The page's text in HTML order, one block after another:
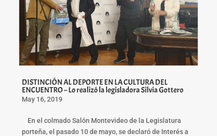
DISTINCIÓN AL DEPORTE EN LA CULTURA DEL
ENCUENTRO – Lo realizó la legisladora Silvia Gottero
May 16, 2019
En el colmado Salón Montevideo de la Legislatura
porteña, el pasado 10 de mayo, se declaró de Interés a